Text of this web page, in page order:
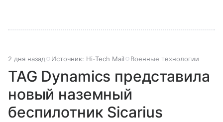
2 дня назад Источник: Hi-Tech Mail Военные технологии
TAG Dynamics представила
новый наземный
беспилотник Sicarius